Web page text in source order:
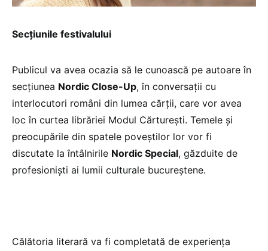
Secțiunile festivalului
Publicul va avea ocazia să le cunoască pe autoare în
secțiunea Nordic Close-Up, în conversații cu
interlocutori români din lumea cărții, care vor avea
loc în curtea librăriei Modul Cărturești. Temele și
preocupările din spatele poveștilor lor vor fi
discutate la întâlnirile Nordic Special, găzduite de
profesioniști ai lumii culturale bucureștene.
Călătoria literară va fi completată de experiența